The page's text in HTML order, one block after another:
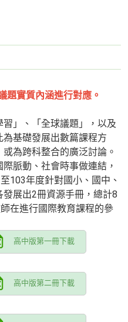
題實質內涵進行對應。
」、「全球議題」，以及
為基礎發展出數篇課程方
為跨科整合的廣泛討論。
脈動、社會時事做連結，
103年度針對國小、國中、
展出2冊資源手冊，總計8
在進行國際教育課程的參
高中版第一冊下載
高中版第二冊下載